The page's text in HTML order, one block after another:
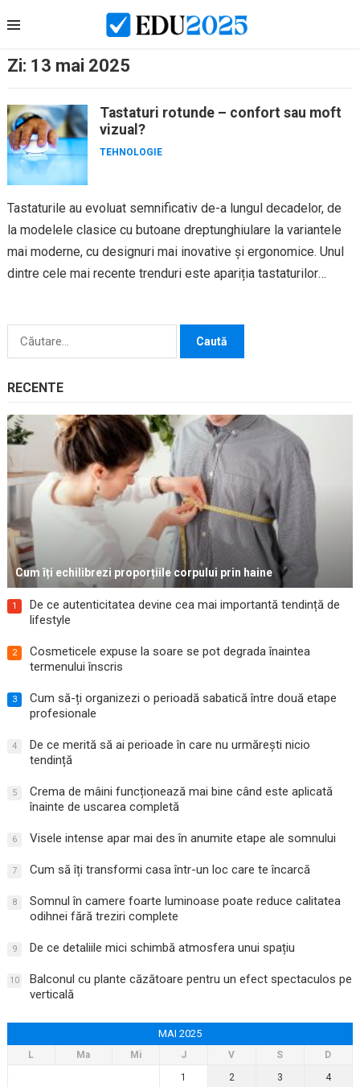
to
Zi: 13 mai 2025
Tastaturi rotunde – confort sau moft
vizual?
TEHNOLOGIE
Tastaturile au evoluat semnificativ de-a lungul decadelor, de
la modelele clasice cu butoane dreptunghiulare la variantele
mai moderne, cu designuri mai inovative și ergonomice. Unul
dintre cele mai recente trenduri este apariția tastaturilor
Caută
RECENTE
Cum îți echilibrezi proporțiile corpului prin haine
1
De ce autenticitatea devine cea mai importantă tendință de
lifestyle
2
Cosmeticele expuse la soare se pot degrada înaintea
termenului înscris
3
Cum să-ți organizezi o perioadă sabatică între două etape
profesionale
4
De ce merită să ai perioade în care nu urmărești nicio
tendință
5
Crema de mâini funcționează mai bine când este aplicată
înainte de uscarea completă
6 Visele intense apar mai des în anumite etape ale somnului
7 Cum să îți transformi casa într-un loc care te încarcă
8
Somnul în camere foarte luminoase poate reduce calitatea
odihnei fără treziri complete
9 De ce detaliile mici schimbă atmosfera unui spațiu
10
Balconul cu plante căzătoare pentru un efect spectaculos pe
verticală
MAI 2025
L Ma Mi J V S
D
1
2 3 4